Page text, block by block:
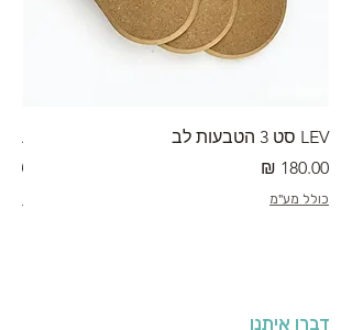
LEV סט 3 הטבעות לב
מחיר
כולל מע"מ
RA מערוך טקסטורה
דברו איתנו